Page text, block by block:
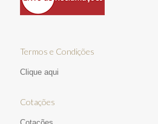
Termos e Condições
Clique aqui
Cotações